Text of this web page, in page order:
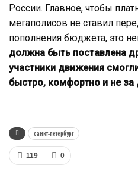
России. Главное, чтобы
мегаполисов не ставил
пополнения бюджета, это
должна быть поставлена
участники движения
быстро, комфортно и не за
санкт-петербург
0
119